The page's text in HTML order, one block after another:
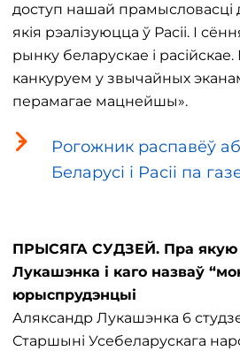
доступ нашай прамысловасці
якія рэалізуюцца ў Расіі. І
рынку беларускае і
канкуруем у звычайных
перамагае мацнейшы».
Рогожник распавёў
Беларусі і Расіі па
ПРЫСЯГА СУДЗЕЙ. Пра якую
Лукашэнка і каго назваў
юрыспрудэнцыі
Аляксандр Лукашэнка 6
Старшыні Усебеларускага